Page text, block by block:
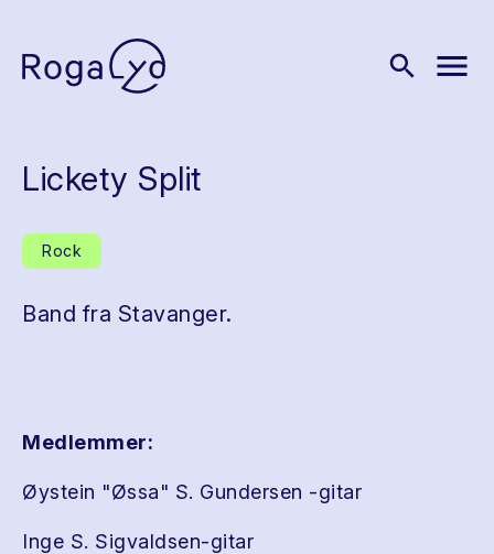
search menu
Lickety Split
Rock
Band fra Stavanger.
Medlemmer:
Øystein "Øssa" S. Gundersen -gitar
Inge S. Sigvaldsen-gitar